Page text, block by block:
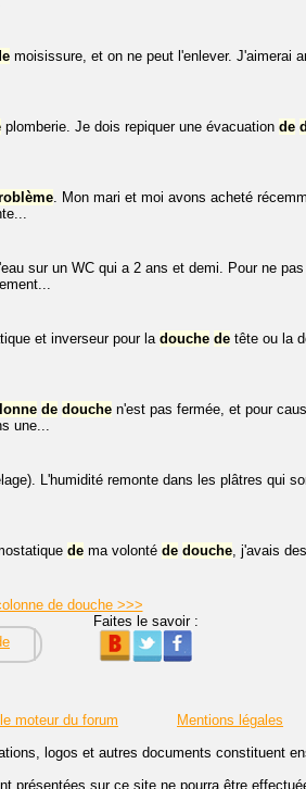
moisissure, et on ne peut l'enlever. J'aimerai
plomberie. Je dois repiquer une évacuation de
. Mon mari et moi avons acheté
sur un WC qui a 2 ans et demi. Pour ne
et inverseur pour la douche de tête ou la
de douche n'est pas fermée, et pour
une...
L'humidité remonte dans les plâtres qui
de ma volonté de douche , j'avais
de douche >>>
Faites le savoir :
moteur du forum
Mentions légales
logos et autres documents constituent
présentées sur ce site ne pourra être